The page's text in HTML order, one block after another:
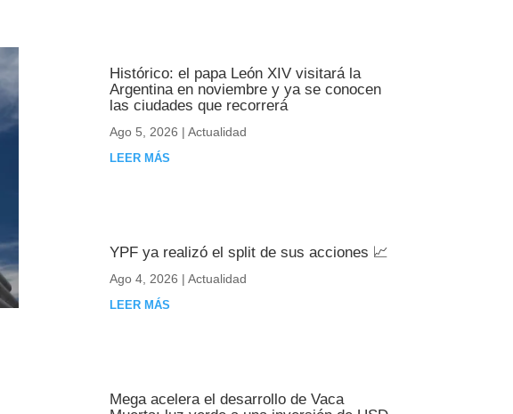
Histórico: el papa León XIV visitará la
Argentina en noviembre y ya se conocen
las ciudades que recorrerá
Ago 5, 2026 | Actualidad
LEER MÁS
YPF ya realizó el split de sus acciones 📈
Ago 4, 2026 | Actualidad
LEER MÁS
Mega acelera el desarrollo de Vaca